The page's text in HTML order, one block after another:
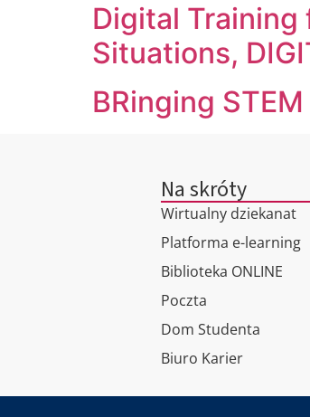
Digital Training
Situations,
BRinging
Na skróty
Wirtualny dziekanat
Platforma e-learning
Biblioteka ONLINE
Poczta
Dom Studenta
Biuro Karier